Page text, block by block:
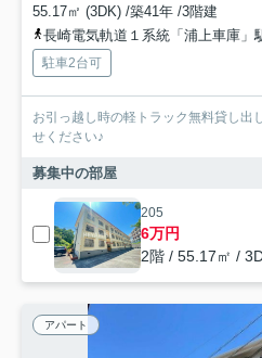
55.17㎡ (3DK) /築41年 /3階建
長崎電気軌道１系統「浦上車庫」
駐車2台可
お引っ越し時の軽トラック無料貸し出
せください♪
募集中の部屋
205
6万円
2階 / 55.17㎡ /
アパート